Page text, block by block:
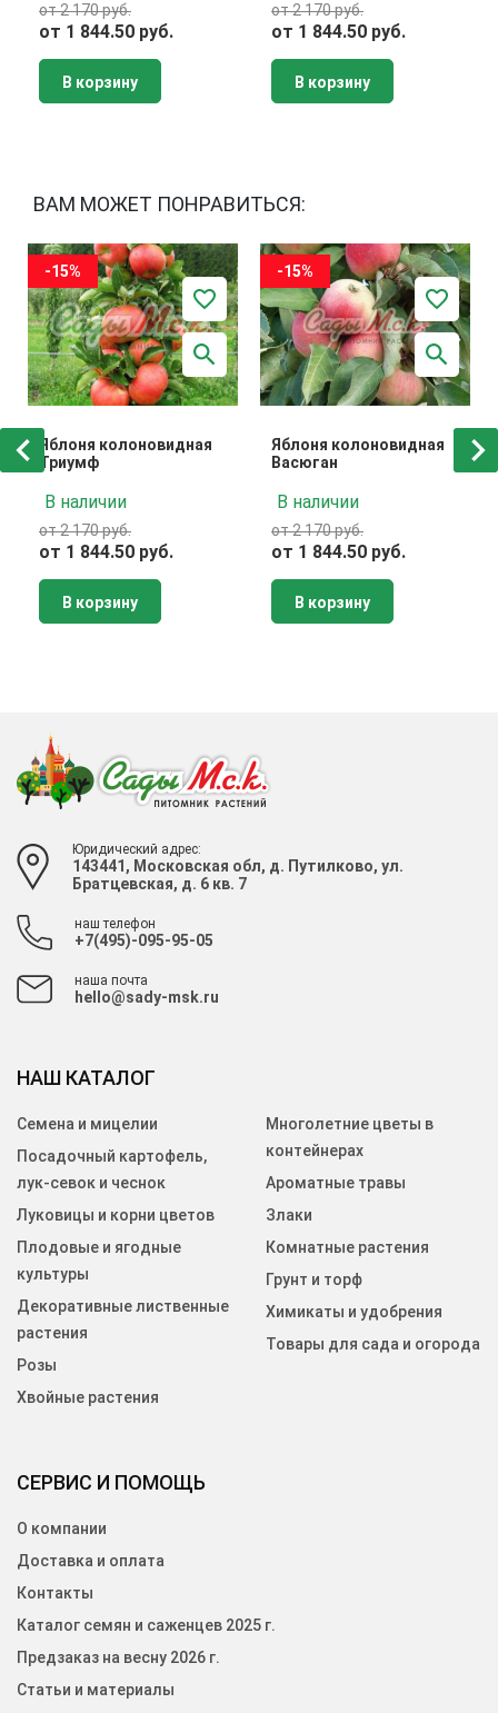
от 2 170 руб.
от 1 844.50 руб.
В корзину
от 2 170 руб.
от 1 844.50 руб.
В корзину
ВАМ МОЖЕТ ПОНРАВИТЬСЯ:
-15%
Яблоня колоновидная
Триумф
В наличии
от 2 170 руб.
от 1 844.50 руб.
В корзину
-15%
Яблоня колоновидная
Васюган
В наличии
от 2 170 руб.
от 1 844.50 руб.
В корзину
Юридический адрес:
143441, Московская обл, д. Путилково, ул.
Братцевская, д. 6 кв. 7
наш телефон
+7(495)-095-95-05
наша почта
hello@sady-msk.ru
СЕРВИС И ПОМОЩЬ
О компании
Доставка и оплата
Контакты
Каталог семян и саженцев 2025 г.
Предзаказ на весну 2026 г.
Статьи и материалы
НАШ КАТАЛОГ
Семена и мицелии
Посадочный картофель,
лук-севок и чеснок
Луковицы и корни цветов
Плодовые и ягодные
культуры
Декоративные лиственные
растения
Розы
Хвойные растения
Многолетние цветы в
контейнерах
Ароматные травы
Злаки
Комнатные растения
Грунт и торф
Химикаты и удобрения
Товары для сада и огорода